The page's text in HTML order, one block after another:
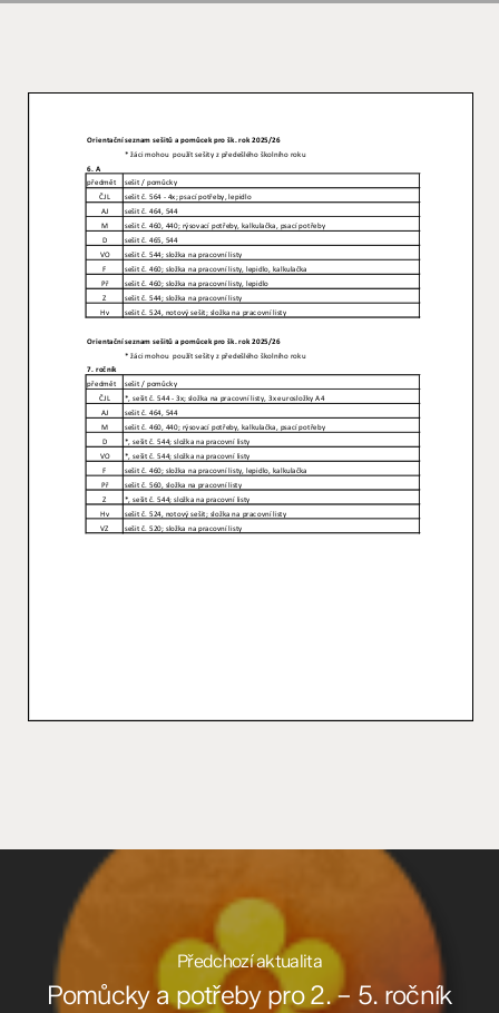
Předchozí aktualita
Pomůcky a potřeby pro 2. – 5. ročník